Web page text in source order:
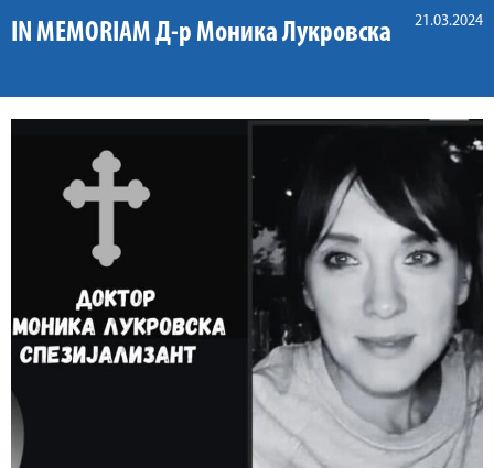
21.03.2024
IN MEMORIAM Д-р Моника Лукровска